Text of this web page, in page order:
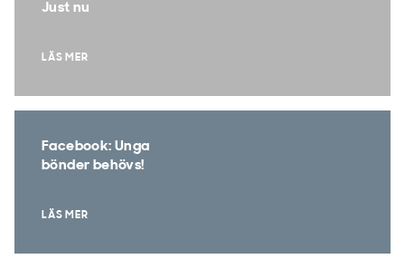
Just nu
LÄS MER
Facebook: Unga
bönder behövs!
LÄS MER